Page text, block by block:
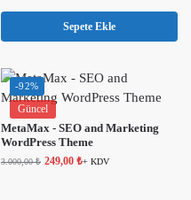
Sepete Ekle
-92%
Güncel
MetaMax - SEO and Marketing
WordPress Theme
3.000,00₺ 249,00 ₺+ KDV